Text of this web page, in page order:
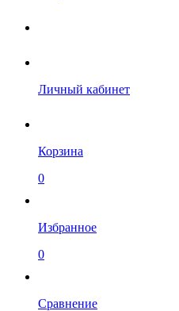
Личный кабинет
Корзина
0
Избранное
0
Сравнение